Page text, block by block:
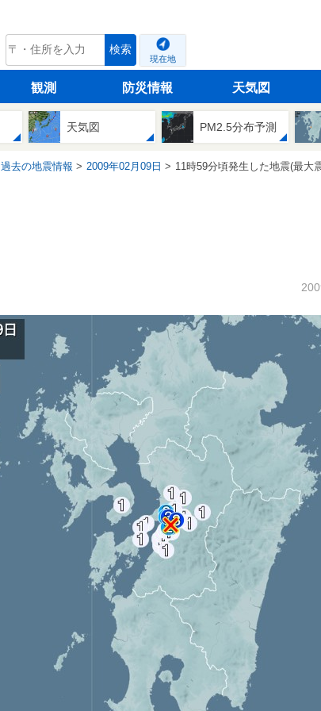
tenki.jp 検索
現在地
観測 防災情報 天気図
天気図 PM2.5分布予測
過去の地震情報 2009年02月09日 11時59分頃発生した地震(最大